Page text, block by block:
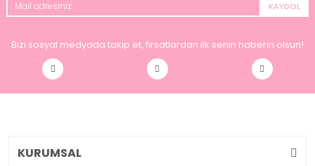
KAYDOL
Bizi sosyal medyada takip et, fırsatlardan ilk senin haberin olsun!
KURUMSAL